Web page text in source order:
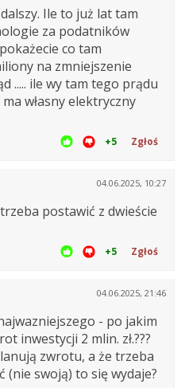
Ile to już lat tam
za podatników
co tam
na zmniejszenie
..... ile wy tam tego prądu
własny elektryczny
+5 Zgłoś
04.06.2025, 10:27
postawić z dwieście
+5 Zgłoś
04.06.2025, 21:46
- po jakim
inwestycji 2 mlin. zł.???
zwrotu, a że trzeba
(nie swoją) to się wydaje?